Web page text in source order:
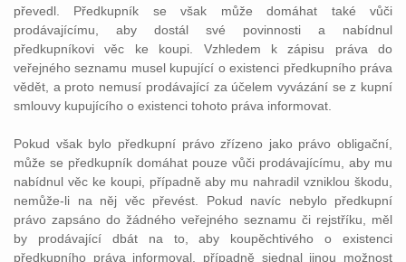
převedl. Předkupník se však může domáhat také vůči
prodávajícímu, aby dostál své povinnosti a nabídnul
předkupníkovi věc ke koupi. Vzhledem k zápisu práva do
veřejného seznamu musel kupující o existenci předkupního práva
vědět, a proto nemusí prodávající za účelem vyvázání se z kupní
smlouvy kupujícího o existenci tohoto práva informovat.
Pokud však bylo předkupní právo zřízeno jako právo obligační,
může se předkupník domáhat pouze vůči prodávajícímu, aby mu
nabídnul věc ke koupi, případně aby mu nahradil vzniklou škodu,
nemůže-li na něj věc převést. Pokud navíc nebylo předkupní
právo zapsáno do žádného veřejného seznamu či rejstříku, měl
by prodávající dbát na to, aby koupěchtivého o existenci
předkupního práva informoval, případně sjednal jinou možnost